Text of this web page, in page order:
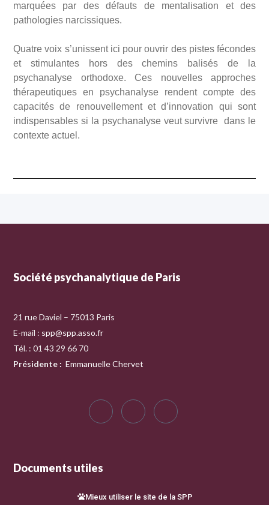
marquées par des défauts de mentalisation et des
pathologies narcissiques.
Quatre voix s’unissent ici pour ouvrir des pistes fécondes
et stimulantes hors des chemins balisés de la
psychanalyse orthodoxe. Ces nouvelles approches
thérapeutiques en psychanalyse rendent compte des
capacités de renouvellement et d’innovation qui sont
indispensables si la psychanalyse veut survivre dans le
contexte actuel.
Société psychanalytique de Paris
21 rue Daviel – 75013 Paris
E-mail : spp@spp.asso.fr
Tél. : 01 43 29 66 70
Présidente : Emmanuelle Chervet
Documents utiles
Mieux utiliser le site de la SPP